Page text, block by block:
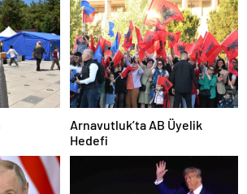
Arnavutluk’ta AB Üyelik
Hedefi